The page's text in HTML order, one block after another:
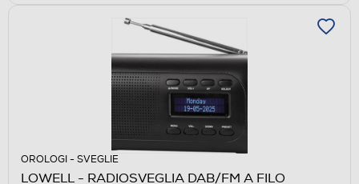
OROLOGI - SVEGLIE
LOWELL - RADIOSVEGLIA DAB/FM A FILO